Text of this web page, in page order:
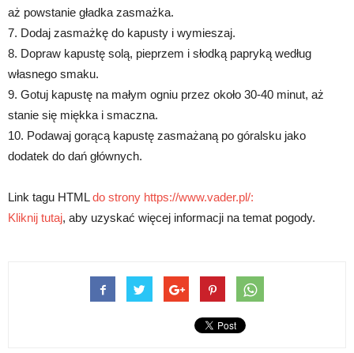
aż powstanie gładka zasmażka.
7. Dodaj zasmażkę do kapusty i wymieszaj.
8. Dopraw kapustę solą, pieprzem i słodką papryką według
własnego smaku.
9. Gotuj kapustę na małym ogniu przez około 30-40 minut, aż
stanie się miękka i smaczna.
10. Podawaj gorącą kapustę zasmażaną po góralsku jako
dodatek do dań głównych.
Link tagu HTMLdo strony https://www.vader.pl/:
Kliknij tutaj, aby uzyskać więcej informacji na temat pogody.